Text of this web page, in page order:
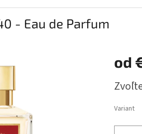
- Eau de Parfum
od
cena:
Variant